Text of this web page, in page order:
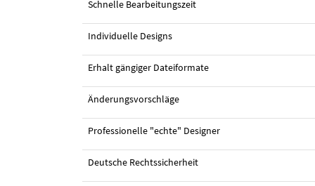
#37 Logo-Design von
Schnelle Bearbeitungszeit
Individuelle Designs
Erhalt gängiger Dateiformate
Änderungsvorschläge
Professionelle "echte" Designer
Deutsche Rechtssicherheit